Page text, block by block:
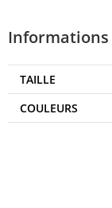
TAILLE
COULEURS